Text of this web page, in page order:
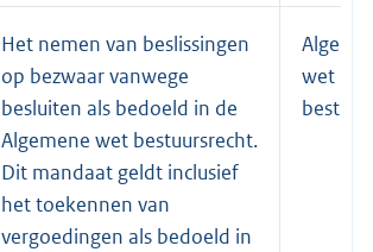
Het nemen van beslissingen
op bezwaar vanwege
besluiten als bedoeld in de
Algemene wet bestuursrecht.
Dit mandaat geldt inclusief
het toekennen van
vergoedingen als bedoeld in
wet